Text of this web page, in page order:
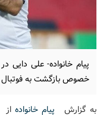
پیام خانواده- علی
خصوص بازگشت به
به گزارش پیام خانوادهاز